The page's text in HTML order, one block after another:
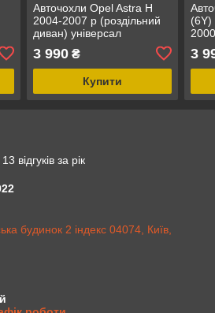
Авточохли Opel Astra H
2004-2007 р (роздільний
диван) універсал
3 990₴
Купити
(6Y)
3
відгуків за рік
будинок 2 індекс 04074, Київ,